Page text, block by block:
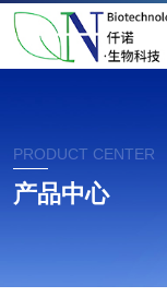
PRODUCT CENTER
产品中心